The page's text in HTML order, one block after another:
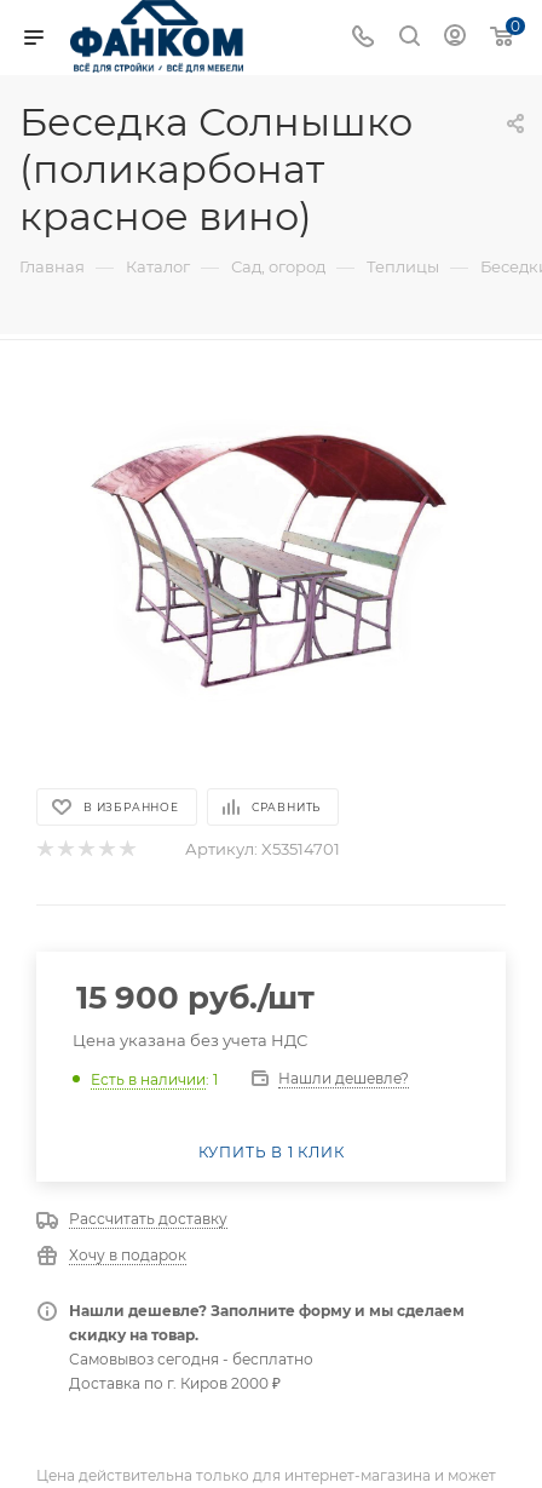
0
Беседка Солнышко
(поликарбонат
красное вино)
Главная — Каталог — Сад, огород — Теплицы —
В ИЗБРАННОЕ СРАВНИТЬ
Артикул: X53514701
15 900 руб./шт
Цена указана без учета НДС
Есть в наличии: 1 Нашли дешевле?
КУПИТЬ В 1 КЛИК
Рассчитать доставку
Хочу в подарок
Нашли дешевле? Заполните форму и мы сделаем
скидку на товар.
Самовывоз сегодня - бесплатно
Доставка по г. Киров 2000 ₽
Цена действительна только для интернет-магазина и может